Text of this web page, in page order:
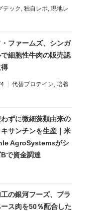
テック , 独自レポ, 現地レ
ファームズ、シンガ
細胞性牛肉の販売認
代替プロテイン, 培養
ずに微細藻類由来の
サンチンを生産｜米
AgroSystemsがシ
Bで資金調達
の銀河フーズ、プラ
ース肉を50％配合した